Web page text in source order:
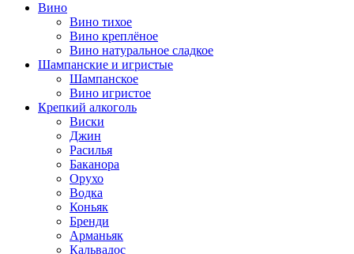
Вино
Вино тихое
Вино креплёное
Вино натуральное сладкое
Шампанские и игристые
Шампанское
Вино игристое
Крепкий алкоголь
Виски
Джин
Расилья
Баканора
Орухо
Водка
Коньяк
Бренди
Арманьяк
Кальвадос